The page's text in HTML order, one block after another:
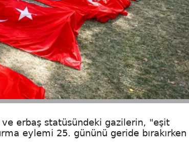
erbaş statüsündeki gazilerin, "eşit
eylemi 25. gününü geride bırakırken